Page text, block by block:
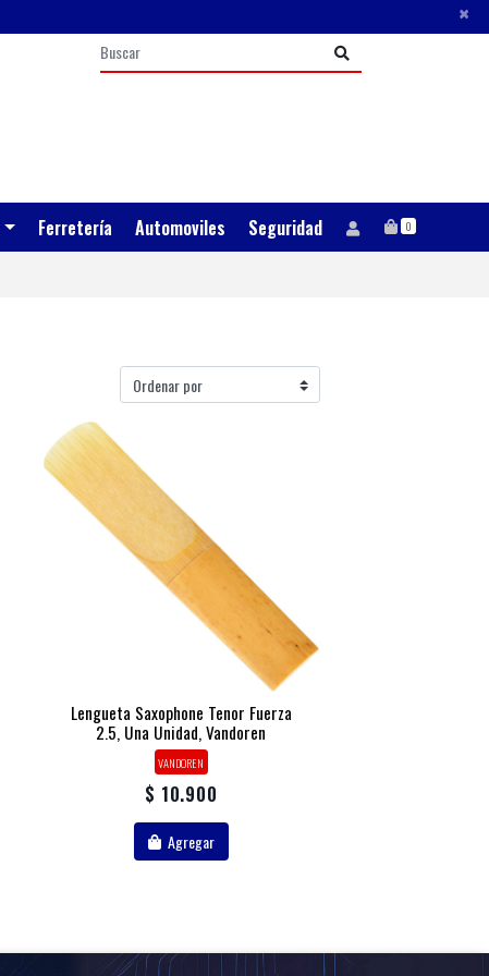
×
Ferretería Automoviles Seguridad 0
Lengueta Saxophone Tenor Fuerza
2.5, Una Unidad, Vandoren
VANDOREN
$ 10.900
Agregar